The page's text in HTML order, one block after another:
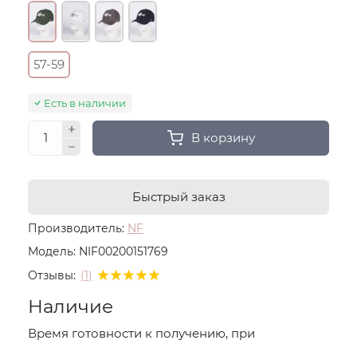
Производитель: NF
Модель: NIF00200151769
Отзывы: (1)
57-59
Есть в наличии
В корзину
Быстрый заказ
Наличие
Время готовности к получению, при